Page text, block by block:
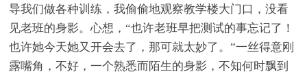
导我们做各种训练，我偷偷地观察教学楼大门口，没看
见老班的身影。心想，“也许老班早把测试的事忘记了！
也许她今天她又开会去了，那可就太妙了。”一丝得意刚
露嘴角，不好，一个熟悉而陌生的身影，不知何时飘到